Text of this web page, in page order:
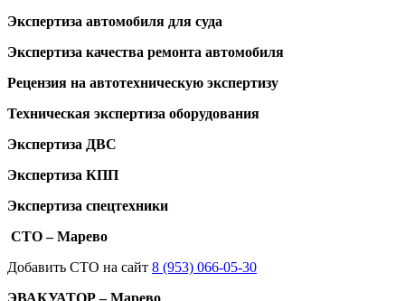
Экспертиза автомобиля для суда
Экспертиза качества ремонта автомобиля
Рецензия на автотехническую экспертизу
Техническая экспертиза оборудования
Экспертиза ДВС
Экспертиза КПП
Экспертиза спецтехники
СТО – Марево
Добавить СТО на сайт 8 (953) 066-05-30
ЭВАКУАТОР – Марево